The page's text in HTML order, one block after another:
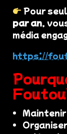
Pour
par an,
média
https://